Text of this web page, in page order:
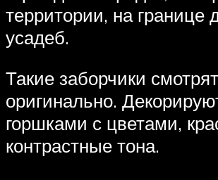
территории, на границе
усадеб.
Такие заборчики
оригинально.
горшками с цветами,
контрастные тона.